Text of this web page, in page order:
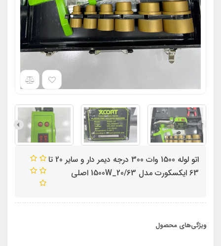
اتو لوله 1500 وات 300 درجه دیمر دار و سایر 20 تا
63 ایکسکورت مدل 20/63_1500W اصلی
ویژگی‌های محصول